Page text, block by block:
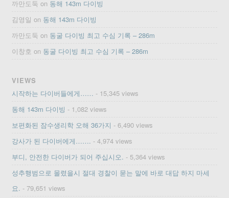
까만도둑 on 동해 143m 다이빙
김영일 on 동해 143m 다이빙
까만도둑 on 동굴 다이빙 최고 수심 기록 – 286m
이창호 on 동굴 다이빙 최고 수심 기록 – 286m
VIEWS
시작하는 다이버들에게…… - 15,345 views
동해 143m 다이빙 - 1,082 views
보편화된 잠수생리학 오해 36가지 - 6,490 views
강사가 된 다이버에게……. - 4,974 views
부디, 안전한 다이버가 되어 주십시오. - 5,364 views
성추행범으로 몰렸을시 절대 경찰이 묻는 말에 바로 대답 하지 마세
요. - 79,651 views